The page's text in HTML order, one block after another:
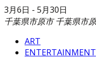
3月6日 - 5月30日
千葉県市原市千葉県市
ART
ENTERTAINMENT